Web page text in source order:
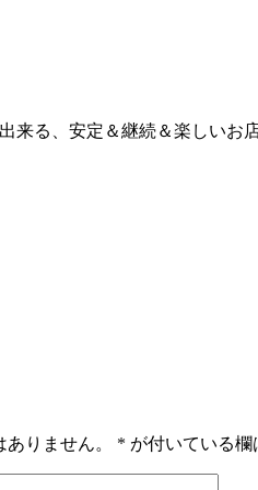
来る、安定＆継続＆楽しいお
りません。 * が付いている